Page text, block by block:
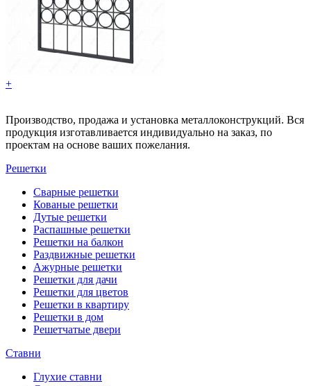
+
Производство, продажа и установка металлоконструкций. Вся
продукция изготавливается индивидуально на заказ, по
проектам на основе ваших пожелания.
Решетки
Сварные решетки
Кованые решетки
Дутые решетки
Распашные решетки
Решетки на балкон
Раздвижные решетки
Ажурные решетки
Решетки для дачи
Решетки для цветов
Решетки в квартиру
Решетки в дом
Решетчатые двери
Ставни
Глухие ставни